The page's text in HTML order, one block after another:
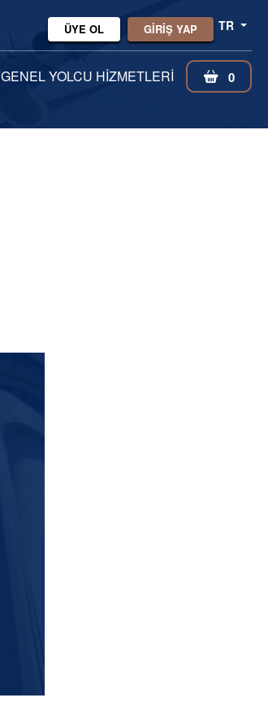
ÜYE OL GİRİŞ YAP TR
GENEL YOLCU HİZMETLERİ 0